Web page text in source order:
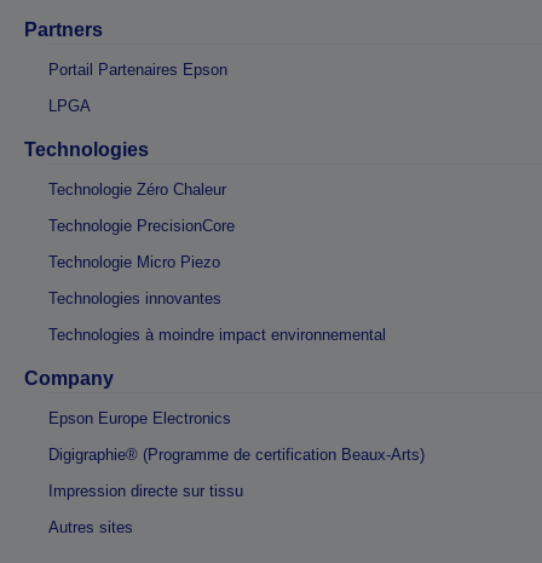
Partners
Portail Partenaires Epson
LPGA
Technologies
Technologie Zéro Chaleur
Technologie PrecisionCore
Technologie Micro Piezo
Technologies innovantes
Technologies à moindre impact environnemental
Company
Epson Europe Electronics
Digigraphie® (Programme de certification Beaux-Arts)
Impression directe sur tissu
Autres sites